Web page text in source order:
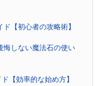
【初心者の攻略術】
悔しない魔法石の使い
【効率的な始め方】